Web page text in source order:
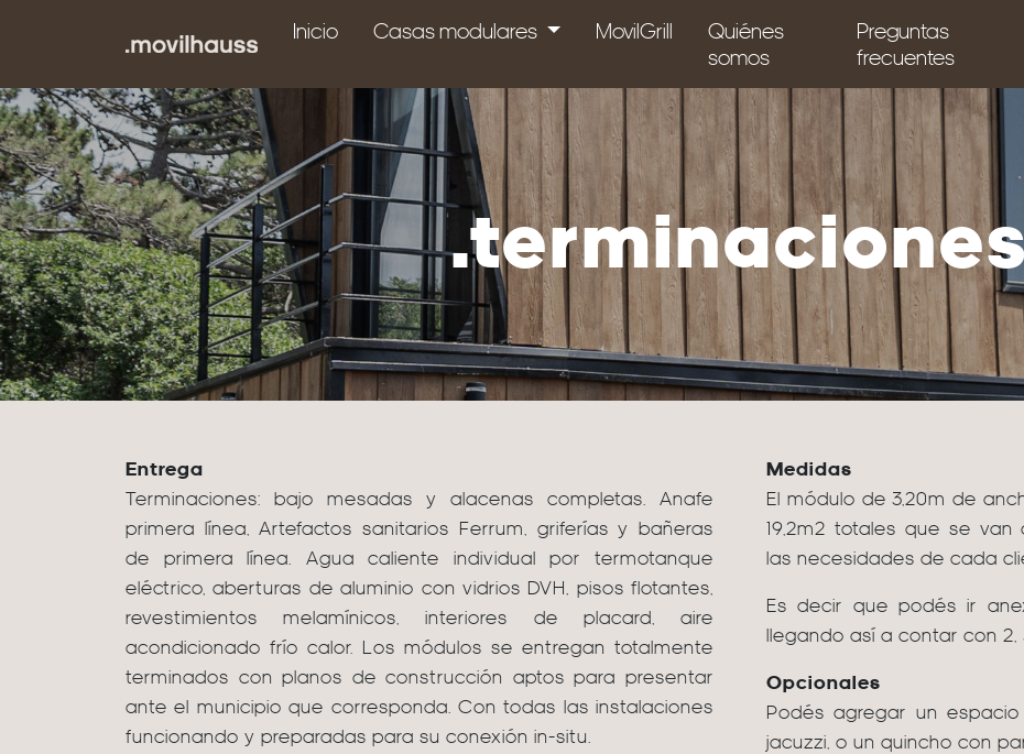
Inicio Casas modulares MovilGrill
Quiénes
somos
Preguntas
frecuentes
.terminaciones
Entrega
Terminaciones: bajo mesadas y alacenas completas. Anafe
primera línea, Artefactos sanitarios Ferrum, griferías y bañeras
de primera línea. Agua caliente individual por termotanque
eléctrico, aberturas de aluminio con vidrios DVH, pisos flotantes,
revestimientos melamínicos, interiores de placard, aire
acondicionado frío calor. Los módulos se entregan totalmente
terminados con planos de construcción aptos para presentar
ante el municipio que corresponda. Con todas las instalaciones
funcionando y preparadas para su conexión in-situ.
Medidas
El módulo de 3,20m de
19,2m2 totales que se
las necesidades de cada
Es decir que podés ir
llegando así a contar con 2,
Opcionales
Podés agregar un
jacuzzi, o un quincho con